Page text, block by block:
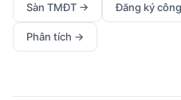
Sàn TMĐT → Đăng ký
Phân tích →